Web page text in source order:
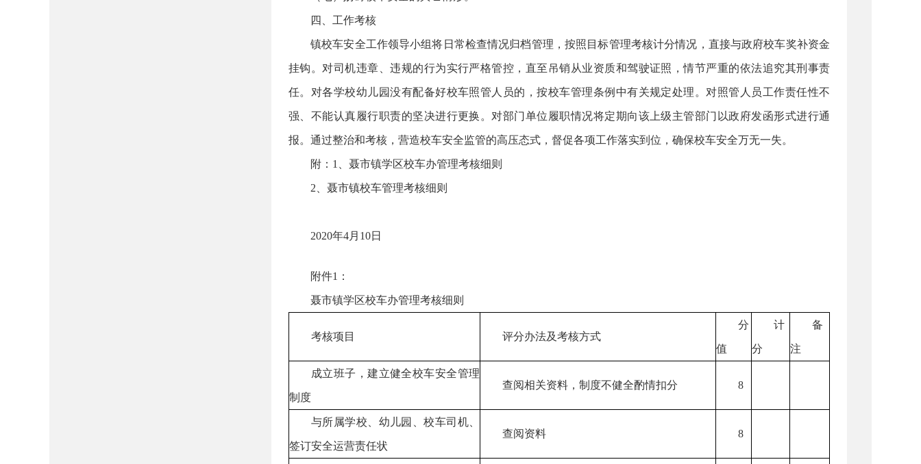
四、工作考核
镇校车安全工作领导小组将日常检查情况归档管理，按照目标管理考核计分情况，直接与政府校车奖补资金
挂钩。对司机违章、违规的行为实行严格管控，直至吊销从业资质和驾驶证照，情节严重的依法追究其刑事责
任。对各学校幼儿园没有配备好校车照管人员的，按校车管理条例中有关规定处理。对照管人员工作责任性不
强、不能认真履行职责的坚决进行更换。对部门单位履职情况将定期向该上级主管部门以政府发函形式进行通
报。通过整治和考核，营造校车安全监管的高压态式，督促各项工作落实到位，确保校车安全万无一失。
附：1、聂市镇学区校车办管理考核细则
2、聂市镇校车管理考核细则
2020年4月10日
附件1：
聂市镇学区校车办管理考核细则
考核项目 评分办法及考核方式
分
值
计
分
备
注
成立班子，建立健全校车安全管理
制度
查阅相关资料，制度不健全酌情扣分 8
与所属学校、幼儿园、校车司机、
签订安全运营责任状
查阅资料 8